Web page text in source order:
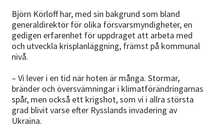
Björn Körloff har, med sin bak­grund som bland
generaldirektör för olika försvarsmyndigheter, en
gedigen erfarenhet för uppdraget att arbeta med
och utveckla krisplanläggning, främst på kommunal
nivå.
– Vi lever i en tid när hoten är många. Stormar,
bränder och över­svämningar i klimatförändringarnas
spår, men också ett krigshot, som vi i allra största
grad blivit varse efter Rysslands invadering av
Ukraina.